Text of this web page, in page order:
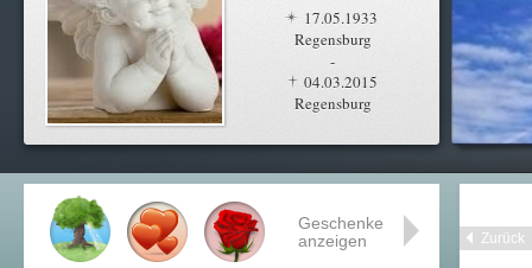
17.05.1933
Regensburg
-
04.03.2015
Regensburg
Zurück
Geschenke
anzeigen